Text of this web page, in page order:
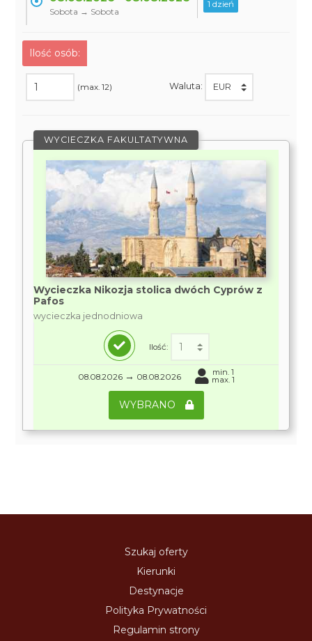
Sobota → Sobota
1 dzień
Ilość osób:
(max. 12) Waluta:
WYCIECZKA FAKULTATYWNA
Wycieczka Nikozja stolica dwóch Cyprów z
Pafos
wycieczka jednodniowa
Ilość:
08.08.2026 → 08.08.2026 min. 1
max. 1
WYBRANO
Szukaj oferty
Kierunki
Destynacje
Polityka Prywatności
Regulamin strony